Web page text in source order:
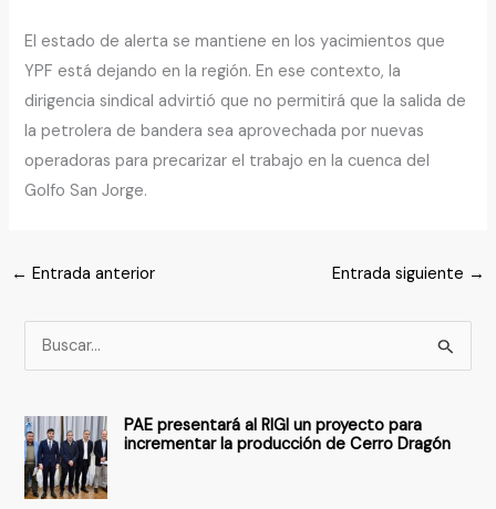
El estado de alerta se mantiene en los yacimientos que
YPF está dejando en la región. En ese contexto, la
dirigencia sindical advirtió que no permitirá que la salida de
la petrolera de bandera sea aprovechada por nuevas
operadoras para precarizar el trabajo en la cuenca del
Golfo San Jorge.
← Entrada anterior Entrada siguiente →
u
c
a
r
PAE presentará al RIGI un proyecto para
incrementar la producción de Cerro Dragón